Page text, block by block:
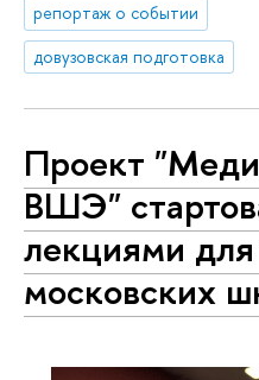
репортаж о событии
довузовская подготовка
Проект
ВШЭ"
лекциями
московских